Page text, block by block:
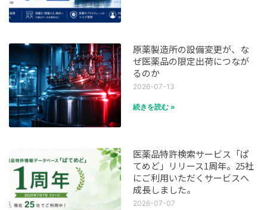
原薬製造所の設備変更が、な
ぜ医薬品の限定出荷につなが
るのか
2026-07-13
続きを読む »
医薬品特許検索サービス「ぱ
てめど」リリース1周年。25社
にご利用いただくサービスへ
成長しました。
2026-07-07